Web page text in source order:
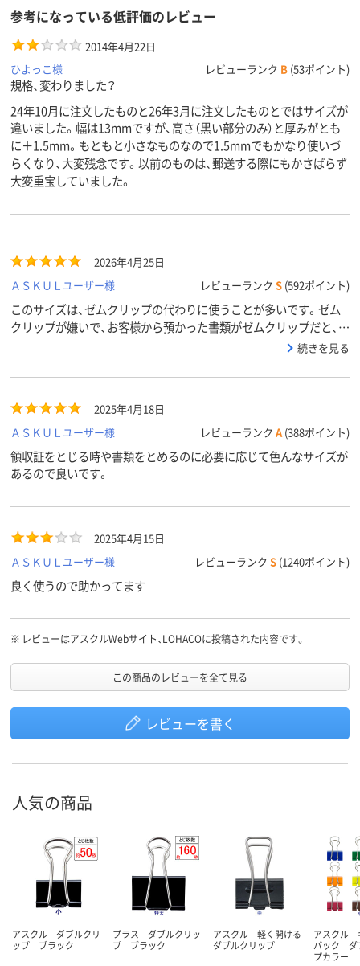
参考になっている低評価のレビュー
2014年4月22日
ひよっこ様
レビューランク B (53ポイント)
規格、変わりました？
24年10月に注文したものと26年3月に注文したものとではサイズが
違いました。幅は13mmですが、高さ（黒い部分のみ）と厚みがとも
に＋1.5mm。もともと小さなものなので1.5mmでもかなり使いづ
らくなり、大変残念です。以前のものは、郵送する際にもかさばらず
大変重宝していました。
2026年4月25日
ＡＳＫＵＬユーザー様
レビューランク S (592ポイント)
このサイズは、ゼムクリップの代わりに使うことが多いです。ゼム
クリップが嫌いで、お客様から預かった書類がゼムクリップだと、す
ぐに取り換えてしまうほどです。これなら、他の書類とくっついて
を仮留めするのにも良いです。
続きを見る
2025年4月18日
ＡＳＫＵＬユーザー様
レビューランク A (388ポイント)
領収証をとじる時や書類をとめるのに必要に応じて色んなサイズが
あるので良いです。
2025年4月15日
ＡＳＫＵＬユーザー様
レビューランク S (1240ポイント)
良く使うので助かってます
※ レビューはアスクルWebサイト、LOHACOに投稿された内容です。
この商品のレビューを全て見る
レビューを書く
人気の商品
アスクル ダブルクリ
ップ ブラック
プラス ダブルクリッ
プ ブラック
アスクル 軽く開ける
ダブルクリップ
アスクル
パック ダ
プカラー